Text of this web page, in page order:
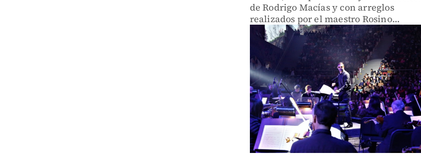
de Rodrigo Macías y con arreglos
realizados por el maestro Rosino
Serrano.